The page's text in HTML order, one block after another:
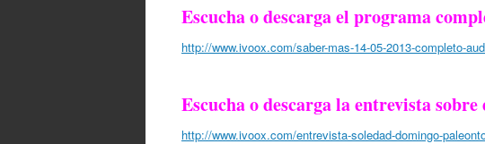
Escucha o descarga el programa
http://www.ivoox.com/saber-mas-14-05-2013-completo-
Escucha o descarga la entrevista
http://www.ivoox.com/entrevista-soledad-domingo-